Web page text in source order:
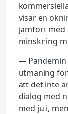
visar en
jämfört med
minskning
— Pandemin
utmaning
att det inte
dialog med
med juli,